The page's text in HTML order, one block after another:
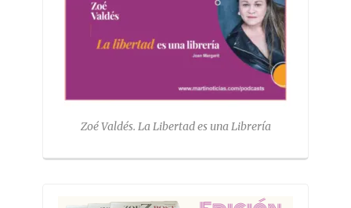
Zoé Valdés. La Libertad es una Librería